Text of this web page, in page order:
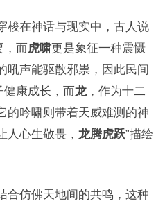
梭在神话与现实中，古人说
，而虎啸更是象征一种震慑
吼声能驱散邪祟，因此民间
健康成长，而龙，作为十二
的吟啸则带着天威难测的神
人心生敬畏， 龙腾虎跃”描绘
合仿佛天地间的共鸣，这种